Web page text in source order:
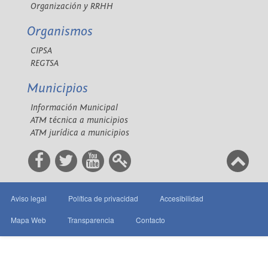
Organización y RRHH
Organismos
CIPSA
REGTSA
Municipios
Información Municipal
ATM técnica a municipios
ATM jurídica a municipios
Aviso legal Política de privacidad Accesibilidad
Mapa Web Transparencia Contacto